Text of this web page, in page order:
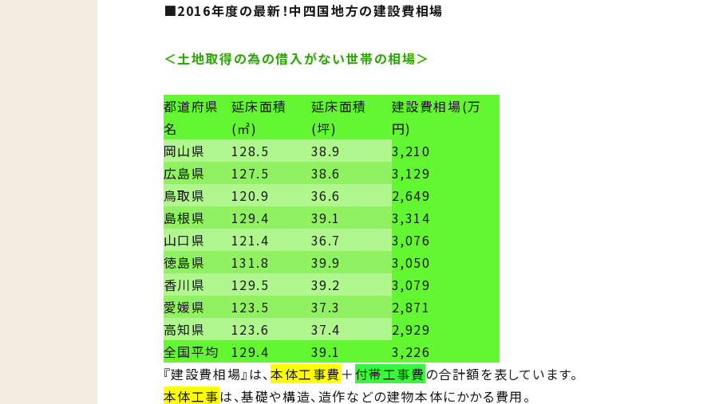
■2016年度の最新！中四国地方の建設費相場
＜土地取得の為の借入がない世帯の相場＞
都道府県
名
延床面積
(㎡)
延床面積
(坪)
建設費相場(万
円)
岡山県
128.5 38.9
3,210
広島県
127.5 38.6
3,129
鳥取県
120.9 36.6
2,649
島根県
129.4 39.1
3,314
山口県
121.4 36.7
3,076
徳島県
131.8 39.9
3,050
香川県
129.5 39.2
3,079
愛媛県
123.5 37.3
2,871
高知県
123.6 37.4
2,929
全国平均
129.4 39.1
3,226
『建設費相場』は、本体工事費 ＋付帯工事費の合計額を表しています。
本体工事は、基礎や構造、造作などの建物本体にかかる費用。